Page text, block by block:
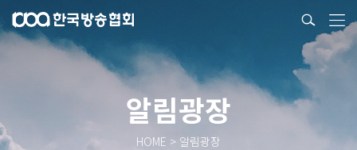
알림광장
HOME > 알림광장